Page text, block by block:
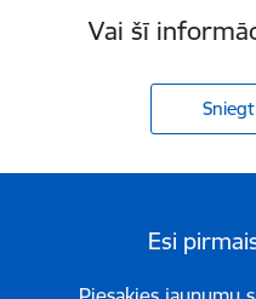
Vai šī
Esi